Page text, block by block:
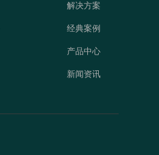
解决方案
经典案例
产品中心
新闻资讯